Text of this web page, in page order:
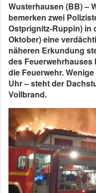
Wusterhausen (BB) –
bemerken zwei
Ostprignitz-Ruppin) in
Oktober) eine
näheren Erkundung
des
die Feuerwehr.
Uhr – steht der
Vollbrand.